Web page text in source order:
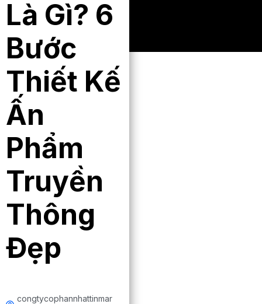
Là Gì? 6
Bước
Thiết Kế
Ấn
Phẩm
Truyền
Thông
Đẹp
congtycophannhattinmar